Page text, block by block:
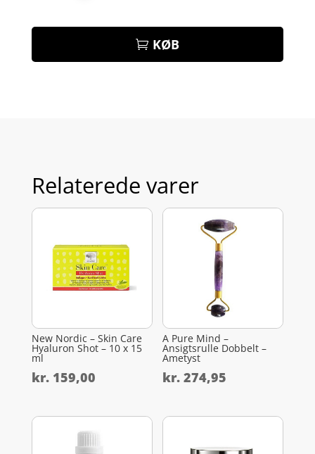
KØB
Relaterede varer
New Nordic – Skin Care
Hyaluron Shot – 10 x 15
ml
kr.159,00
A Pure Mind –
Ansigtsrulle Dobbelt –
Ametyst
kr. 274,95